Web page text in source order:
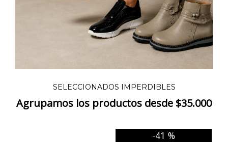
SELECCIONADOS IMPERDIBLES
Agrupamos los productos desde $35.000
-41 %